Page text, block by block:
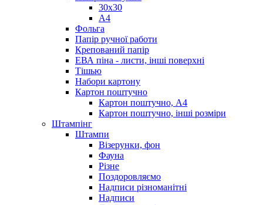
30х30
А4
Фольга
Папір ручної работи
Крепований папір
ЕВА піна - листи, інші поверхні
Тішью
Набори картону
Картон поштучно
Картон поштучно, А4
Картон поштучно, інші розміри
Штампінг
Штампи
Візерунки, фон
Фауна
Різне
Поздоровляємо
Надписи різноманітні
Надписи